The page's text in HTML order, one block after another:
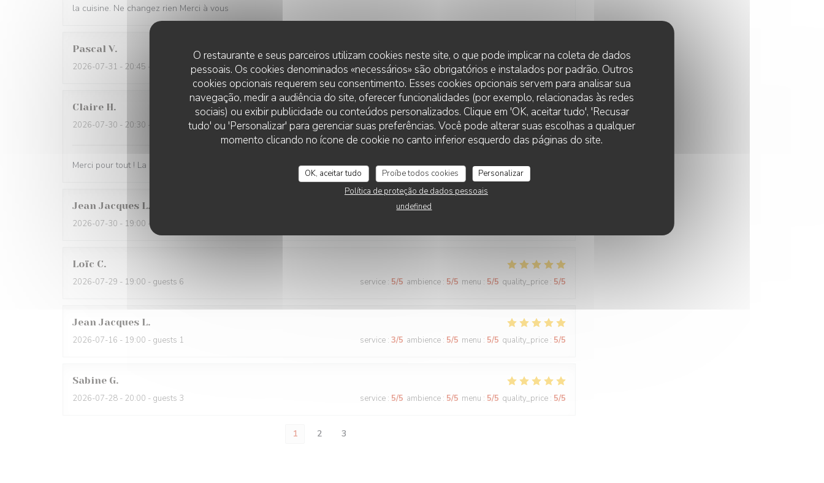
O restaurante e seus parceiros utilizam cookies neste site, o que pode implicar na coleta de dados
pessoais. Os cookies denominados «necessários» são obrigatórios e instalados por padrão. Outros
cookies opcionais requerem seu consentimento. Esses cookies opcionais servem para analisar sua
navegação, medir a audiência do site, oferecer funcionalidades (por exemplo, relacionadas às redes
sociais) ou exibir publicidade ou conteúdos personalizados. Clique em 'OK, aceitar tudo', 'Recusar
tudo' ou 'Personalizar' para gerenciar suas preferências. Você pode alterar suas escolhas a qualquer
momento clicando no ícone de cookie no canto inferior esquerdo das páginas do site.
OK, aceitar tudo Proíbe todos cookies
Personalizar
Política de proteção de dados pessoais
undefined
la cuisine. Ne changez rien Merci à vous
Pascal V
2026-07-31 - 20:45 - guests 2 service: 5/5 ambience:5/5 menu:5/5 quality_price : 5/5
Claire H
2026-07-30 - 20:30 - guests 4 service:5/5 ambience:5/5 menu:5/5 quality_price:5/5
Merci pour tout ! La soirée était super avec une très bonne cuisine et un personnel au top !
Jean Jacques L
2026-07-30 - 19:00 - guests 1
Loïc C
2026-07-29 - 19:00 - guests 6 service : 5/5 ambience : 5/5 menu : 5/5 quality_price : 5/5
Jean Jacques L
2026-07-16 - 19:00 - guests 1 service : 3/5 ambience : 5/5 menu : 5/5 quality_price : 5/5
Sabine G
2026-07-28 - 20:00 - guests 3 service : 5/5 ambience : 5/5 menu : 5/5 quality_price : 5/5
1 2 3